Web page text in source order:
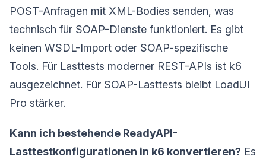
POST-Anfragen mit XML-Bodies senden, was
technisch für SOAP-Dienste funktioniert. Es gibt
keinen WSDL-Import oder SOAP-spezifische
Tools. Für Lasttests moderner REST-APIs ist k6
ausgezeichnet. Für SOAP-Lasttests bleibt LoadUI
Pro stärker.
Kann ich bestehende ReadyAPI-
Lasttestkonfigurationen in k6 konvertieren? Es